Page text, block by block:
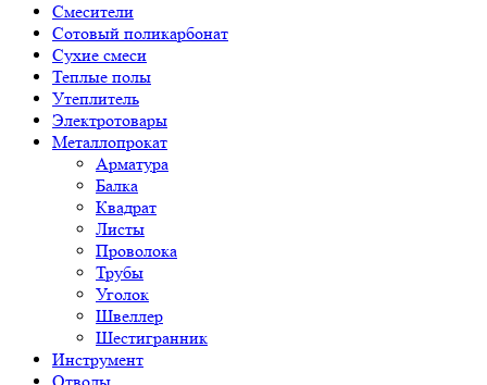
Смесители
Сотовый поликарбонат
Сухие смеси
Теплые полы
Утеплитель
Электротовары
Металлопрокат
Арматура
Балка
Квадрат
Листы
Проволока
Трубы
Уголок
Швеллер
Шестигранник
Инструмент